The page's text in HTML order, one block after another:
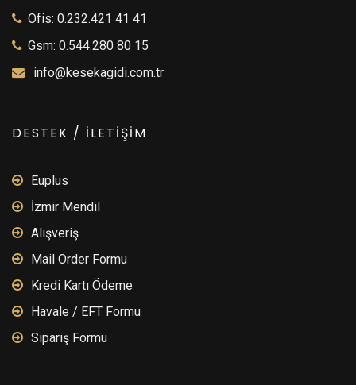
Ofis: 0.232.421 41 41
Gsm: 0.544.280 80 15
info@kesekagidi.com.tr
DESTEK / İLETİŞİM
Euplus
İzmir Mendil
Alışveriş
Mail Order Formu
Kredi Kartı Ödeme
Havale / EFT Formu
Sipariş Formu